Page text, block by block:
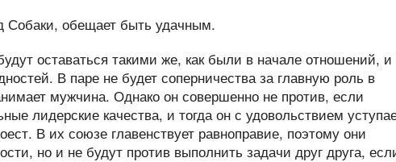
оставаться такими же, как были в начале отношений, и
В паре не будет соперничества за главную роль в
мужчина. Однако он совершенно не против, если
лидерские качества, и тогда он с удовольствием
В их союзе главенствует равноправие, поэтому они
но и не будут против выполнить задачи друг друга,